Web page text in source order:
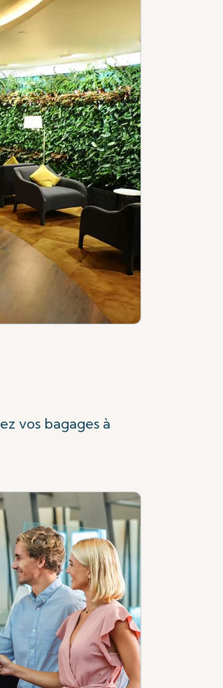
vos bagages à